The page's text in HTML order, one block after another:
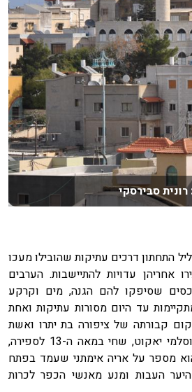
סבירסקי
התחתון דרכים עתיקות שהובילו מעכו
אחריהן עדויות להתיישבות. הערבים
שסיפקו להם הגנה, מים וקרקע
עד היום מסורות עתיקות ואחת
קבורתה של ציפורה בת יתרו ואשת
משה רבנו. הגיאוגרף המוסלמי יאקוט, שחי במאה ה-13 לספירה,
מספר על אריה אימתני שעמד בפתח
העבות ומנע מאנשי הכפר לכרות